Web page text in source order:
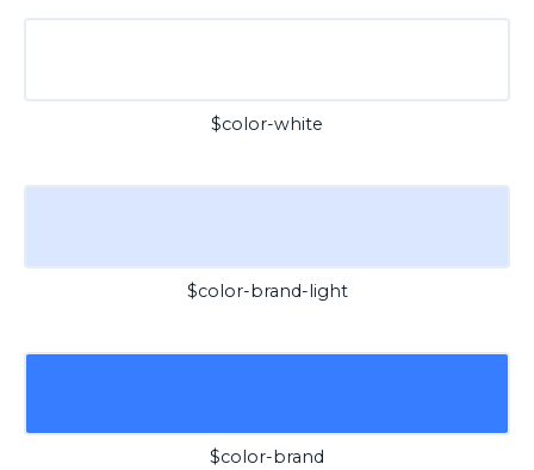
$color-white
$color-brand-light
$color-brand